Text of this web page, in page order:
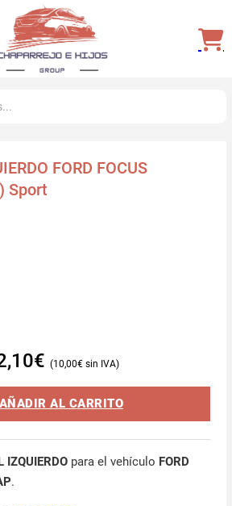
FORD FOCUS
Sport
€ 10,00€
AÑADIR AL CARRITO
IZQUIERDOpara el vehículo FORD
.